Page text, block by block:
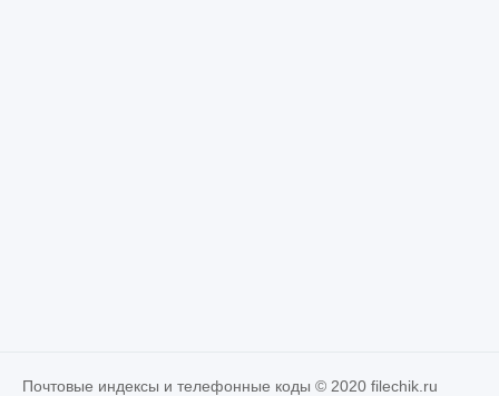
Почтовые индексы и телефонные коды © 2020 filechik.ru